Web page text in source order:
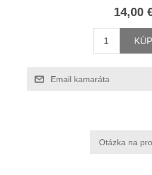
14,00
Email kamaráta